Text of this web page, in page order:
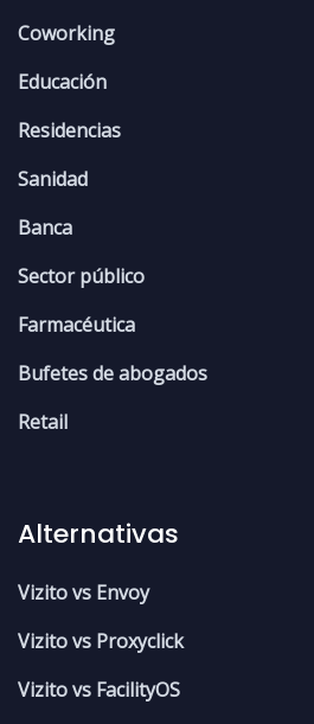
Coworking
Educación
Residencias
Sanidad
Banca
Sector público
Farmacéutica
Bufetes de abogados
Retail
Alternativas
Vizito vs Envoy
Vizito vs Proxyclick
Vizito vs FacilityOS